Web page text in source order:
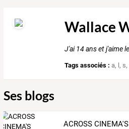
Wallace
J'ai 14 ans et j'aime
Tags associés : a, l,s,
Ses blogs